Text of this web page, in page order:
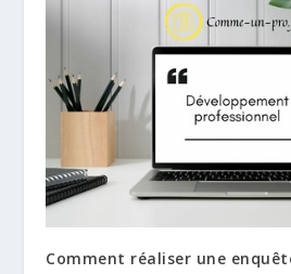
Comment réaliser une